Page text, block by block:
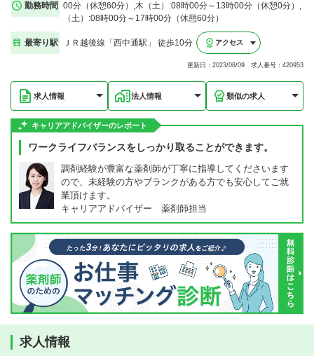
勤務時間 00分（休憩60分）,木（土）:08時00分～13時00分（休憩0分）,
（土）:08時00分～17時00分（休憩60分）
最寄り駅 ＪＲ越後線「西中通駅」 徒歩10分 アクセス
更新日：2023/08/09 求人番号：420953
求人情報 法人情報 類似の求人
キャリアアドバイザーのレポート
ワークライフバランスをしっかり取ることができます。
調剤経験が豊富な薬剤師が丁寧に指導してくださいます
ので、未経験の方やブランクがある方でも安心してご就
業頂けます。
キャリアアドバイザー 薬剤師担当
求人情報